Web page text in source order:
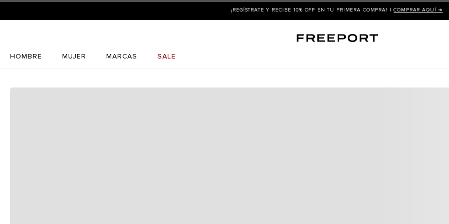
¡REGÍSTRATE Y RECIBE 10% OFF EN TU PRIMERA COMPRA! |COMPRAR AQUÍ ➜
HOMBRE MUJER MARCAS SALE